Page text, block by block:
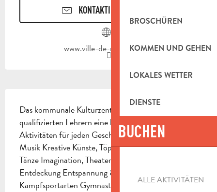
BROSCHÜREN
KOMMEN UND GEHEN
LOKALES WETTER
DIENSTE
BUCHEN
ALLE AKTIVITÄTEN
KONTAKTIEREN SIE UNS
www.ville-de-roquevaire.fr
Das kommunale Kulturzentrum bietet mit
qualifizierten Lehrern eine breite Palette an
Aktivitäten für jeden Geschmack und jedes Alter an:
Musik Kreative Künste, Töpfern, Zeichnen, Malen
Tänze Imagination, Theater, Zirkus Kultur &
Entdeckung Entspannung & Wohlbefinden Sport
Kampfsportarten Gymnastik...